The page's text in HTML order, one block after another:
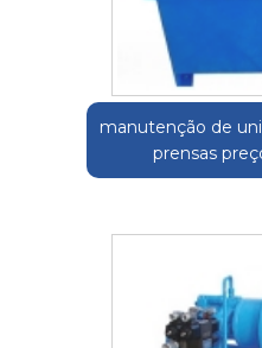
manutenção de
prensas